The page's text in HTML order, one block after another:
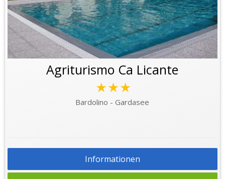
Agriturismo Ca Licante
★★★
Bardolino - Gardasee
Informationen